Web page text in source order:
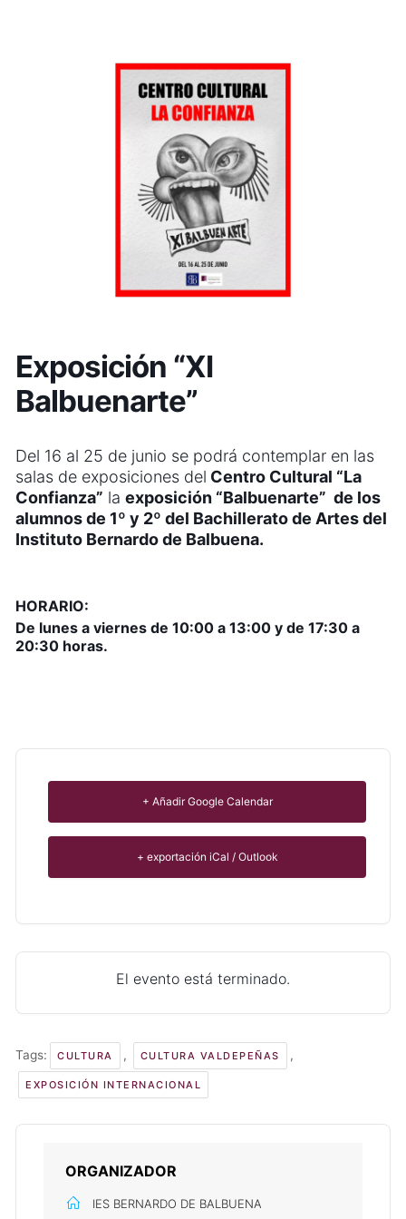
Exposición “XI
Balbuenarte”
Del 16 al 25 de junio se podrá contemplar en las
salas de exposiciones del Centro Cultural “La
Confianza” laexposición “Balbuenarte” de los
alumnos de 1º y 2º del Bachillerato de Artes del
Instituto Bernardo de Balbuena.
HORARIO:
De lunes a viernes de 10:00 a 13:00 y de 17:30 a
20:30 horas.
+ Añadir Google Calendar
+ exportación iCal / Outlook
El evento está terminado.
Tags: CULTURA , CULTURA VALDEPEÑAS ,
EXPOSICIÓN INTERNACIONAL
ORGANIZADOR
IES BERNARDO DE BALBUENA